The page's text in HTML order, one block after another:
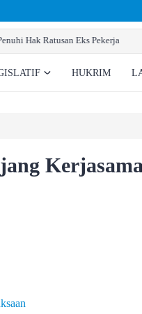
Pemkab Gumas Siapkan Sarana
HUKRIM
Kerjasama